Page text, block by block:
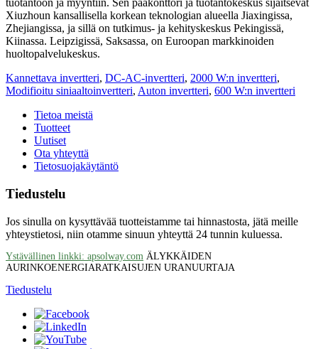
tuotantoon ja myyntiin. Sen pääkonttori ja tuotantokeskus sijaitsevat
Xiuzhoun kansallisella korkean teknologian alueella Jiaxingissa,
Zhejiangissa, ja sillä on tutkimus- ja kehityskeskus Pekingissä,
Kiinassa. Leipzigissä, Saksassa, on Euroopan markkinoiden
huoltopalvelukeskus.
Kannettava invertteri, DC-AC-invertteri, 2000 W:n invertteri,
Modifioitu siniaaltoinvertteri, Auton invertteri, 600 W:n invertteri
Tietoa meistä
Tuotteet
Uutiset
Ota yhteyttä
Tietosuojakäytäntö
Tiedustelu
Jos sinulla on kysyttävää tuotteistamme tai hinnastosta, jätä meille
yhteystietosi, niin otamme sinuun yhteyttä 24 tunnin kuluessa.
Ystävällinen linkki: apsolway.com ÄLYKKÄIDEN
AURINKOENERGIARATKAISUJEN URANUURTAJA
Tiedustelu